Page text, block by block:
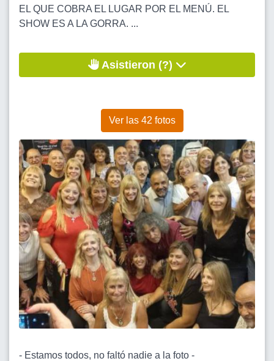
EL QUE COBRA EL LUGAR POR EL MENÚ. EL
SHOW ES A LA GORRA. ...
Asistieron (?)
Ver las 42 fotos
- Estamos todos, no faltó nadie a la foto -